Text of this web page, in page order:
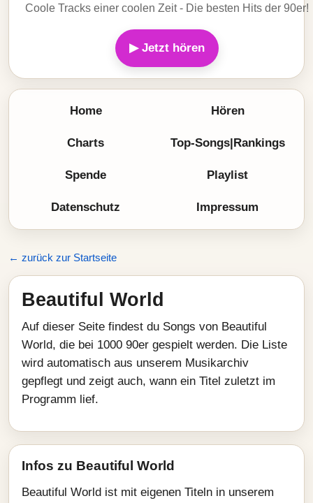
Coole Tracks einer coolen Zeit - Die besten Hits der 90er!
▶ Jetzt hören
Home Hören
Charts Top-Songs|Rankings
Spende Playlist
Datenschutz Impressum
← zurück zur Startseite
Beautiful World
Auf dieser Seite findest du Songs von Beautiful
World, die bei 1000 90er gespielt werden. Die Liste
wird automatisch aus unserem Musikarchiv
gepflegt und zeigt auch, wann ein Titel zuletzt im
Programm lief.
Infos zu Beautiful World
Beautiful World ist mit eigenen Titeln in unserem